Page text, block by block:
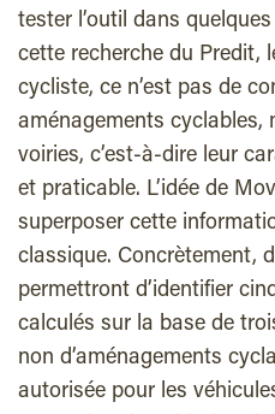
tester l’outil dans
cette recherche du Predit,
cycliste, ce n’est pas de
aménagements cyclables,
voiries, c’est-à-dire leur
et praticable. L’idée de
superposer cette
classique. Concrètement,
permettront d’identifier
calculés sur la base de
non d’aménagements
autorisée pour les